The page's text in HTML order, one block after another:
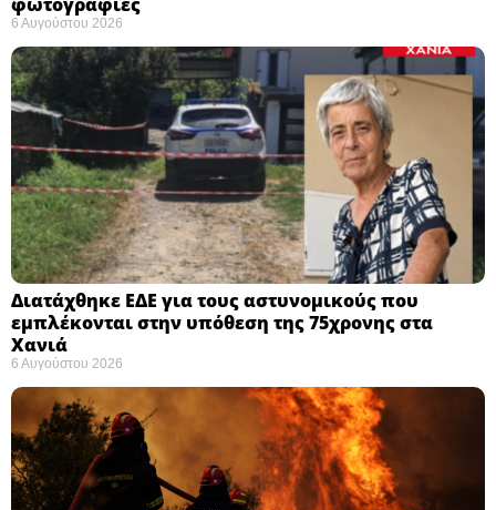
6 Αυγούστου 2026
Διατάχθηκε ΕΔΕ για τους αστυνομικούς που
εμπλέκονται στην υπόθεση της 75χρονης στα
Χανιά
6 Αυγούστου 2026